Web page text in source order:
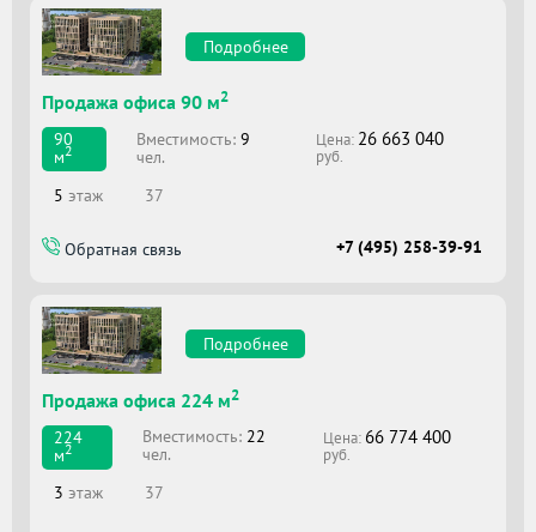
Подробнее
Продажа офиса 90 м2
90
м2
Вместимоcть: 9
чел.
Цена: 26 663 040
руб.
5 этаж 37
Обратная связь +7 (495) 258-39-91
Подробнее
Продажа офиса 224 м2
224
м2
Вместимоcть: 22
чел.
Цена: 66 774 400
руб.
3 этаж 37